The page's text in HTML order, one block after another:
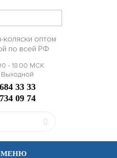
коляски оптом
по всей РФ
- 18.00 МСК
33 33
09 74
МЕНЮ